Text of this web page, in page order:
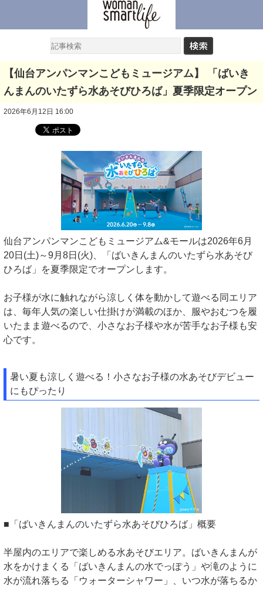
【仙台アンパンマンこどもミュージアム】 「ばいき
んまんのいたずら水あそびひろば」夏季限定オープン
2026年6月12日 16:00
仙台アンパンマンこどもミュージアム&モールは2026年6月
20日(土)～9月8日(火)、「ばいきんまんのいたずら水あそび
ひろば」を夏季限定でオープンします。
お子様が水に触れながら涼しく体を動かして遊べる同エリア
は、毎年人気の楽しい仕掛けが満載のほか、服やおむつを履
いたまま遊べるので、小さなお子様や水が苦手なお子様も安
心です。
暑い夏も涼しく遊べる！小さなお子様の水あそびデビュー
にもぴったり
■「ばいきんまんのいたずら水あそびひろば」概要
半屋内のエリアで楽しめる水あそびエリア。ばいきんまんが
水をかけまくる「ばいきんまんの水でっぽう」や滝のように
水が流れ落ちる「ウォーターシャワー」、いつ水が落ちるか